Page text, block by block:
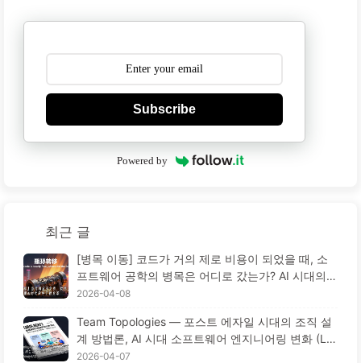
Subscribe
Powered by
최근 글
[병목 이동] 코드가 거의 제로 비용이 되었을 때, 소
프트웨어 공학의 병목은 어디로 갔는가? AI 시대의
소프트웨어 공학 혁신 — 천천히 AI 배우기 173
2026-04-08
Team Topologies — 포스트 에자일 시대의 조직 설
계 방법론, AI 시대 소프트웨어 엔지니어링 변화 (Le
arn AI Slowly 172)
2026-04-07